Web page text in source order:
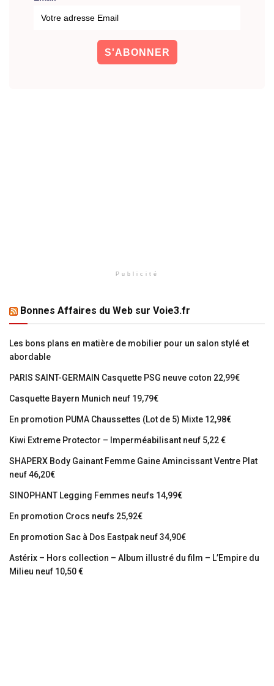
Publicité
Bonnes Affaires du Web sur Voie3.fr
Les bons plans en matière de mobilier pour un salon stylé et
abordable
PARIS SAINT-GERMAIN Casquette PSG neuve coton 22,99€
Casquette Bayern Munich neuf 19,79€
En promotion PUMA Chaussettes (Lot de 5) Mixte 12,98€
Kiwi Extreme Protector – Imperméabilisant neuf 5,22 €
SHAPERX Body Gainant Femme Gaine Amincissant Ventre Plat
neuf 46,20€
SINOPHANT Legging Femmes neufs 14,99€
En promotion Crocs neufs 25,92€
En promotion Sac à Dos Eastpak neuf 34,90€
Astérix – Hors collection – Album illustré du film – L’Empire du
Milieu neuf 10,50 €